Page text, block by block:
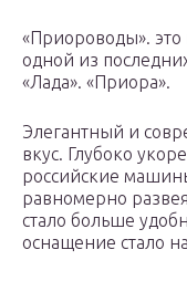
«Приороводы». это
одной из
«Лада». «Приора».
Элегантный и
вкус. Глубоко
российские
равномерно
стало больше
оснащение стало